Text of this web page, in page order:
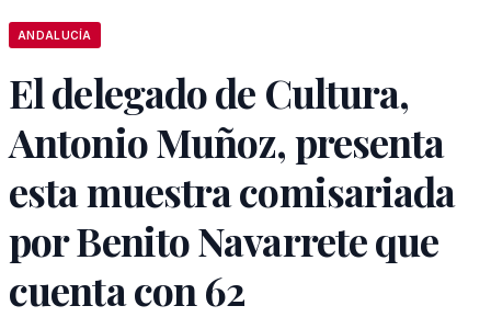
ANDALUCÍA
El delegado de Cultura,
Antonio Muñoz, presenta
esta muestra comisariada
por Benito Navarrete que
cuenta con 62